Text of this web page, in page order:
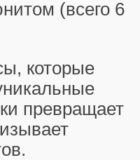
(всего 6
которые
превращает